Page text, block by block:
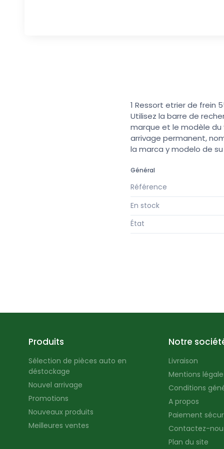
1 Ressort etrier de frein
Utilisez la barre de
marque et le modèle du
arrivage permanent,
la marca y modelo de
Général
Référence
En stock
État
Produits
Sélection de pièces auto en
déstockage
Nouvel arrivage
Promotions
Nouveaux produits
Meilleures ventes
Notre
Livraison
Mentions
Conditions
A propos
Paiement
Contactez-
Plan du site